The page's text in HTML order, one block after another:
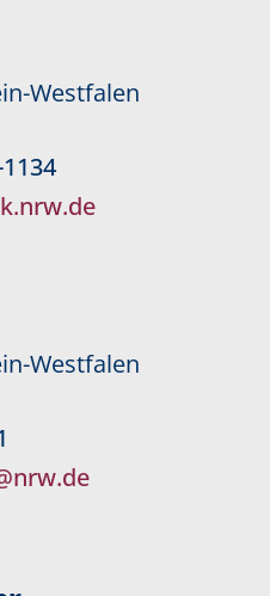
Westfalen
Westfalen